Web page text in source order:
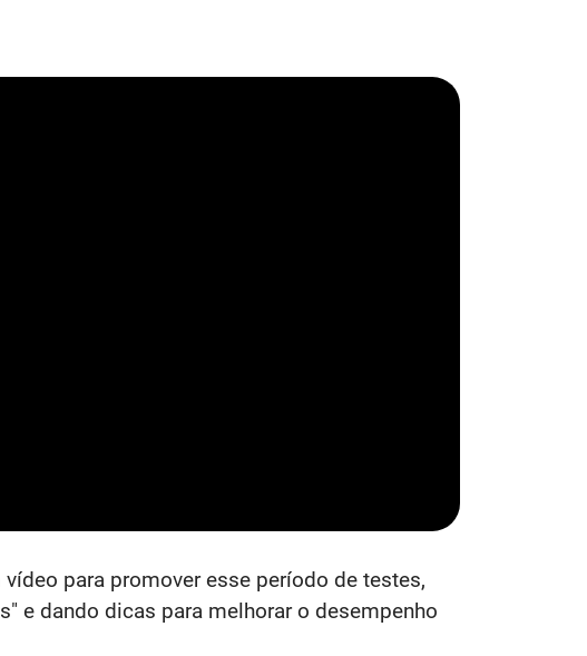
para promover esse período de testes,
e dando dicas para melhorar o desempenho